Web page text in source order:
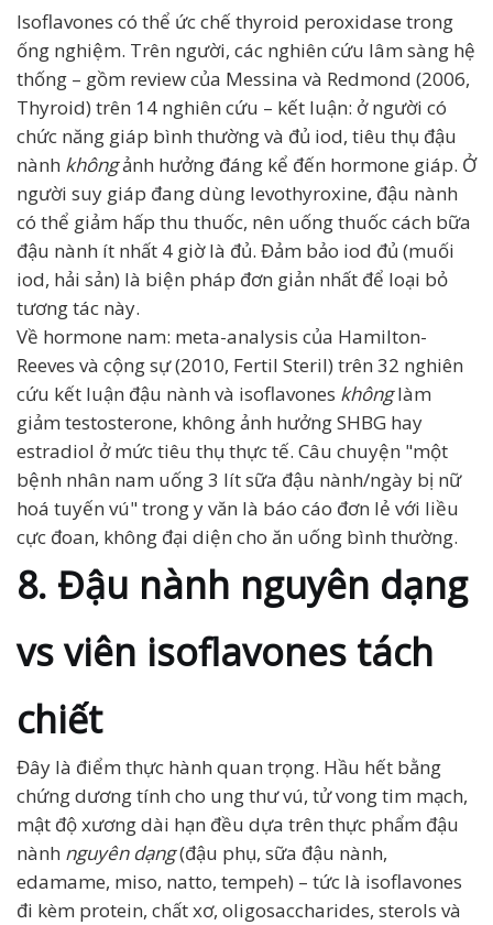
Isoflavones có thể ức chế thyroid peroxidase trong
ống nghiệm. Trên người, các nghiên cứu lâm sàng hệ
thống – gồm review của Messina và Redmond (2006,
Thyroid) trên 14 nghiên cứu – kết luận: ở người có
chức năng giáp bình thường và đủ iod, tiêu thụ đậu
nành khôngảnh hưởng đáng kể đến hormone giáp. Ở
người suy giáp đang dùng levothyroxine, đậu nành
có thể giảm hấp thu thuốc, nên uống thuốc cách bữa
đậu nành ít nhất 4 giờ là đủ. Đảm bảo iod đủ (muối
iod, hải sản) là biện pháp đơn giản nhất để loại bỏ
tương tác này.
Về hormone nam: meta-analysis của Hamilton-
Reeves và cộng sự (2010, Fertil Steril) trên 32 nghiên
cứu kết luận đậu nành và isoflavones khônglàm
giảm testosterone, không ảnh hưởng SHBG hay
estradiol ở mức tiêu thụ thực tế. Câu chuyện "một
bệnh nhân nam uống 3 lít sữa đậu nành/ngày bị nữ
hoá tuyến vú" trong y văn là báo cáo đơn lẻ với liều
cực đoan, không đại diện cho ăn uống bình thường.
8. Đậu nành nguyên dạng
vs viên isoflavones tách
chiết
Đây là điểm thực hành quan trọng. Hầu hết bằng
chứng dương tính cho ung thư vú, tử vong tim mạch,
mật độ xương dài hạn đều dựa trên thực phẩm đậu
nành nguyên dạng(đậu phụ, sữa đậu nành,
edamame, miso, natto, tempeh) – tức là isoflavones
đi kèm protein, chất xơ, oligosaccharides, sterols và